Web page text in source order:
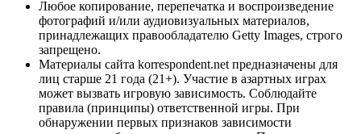
Любое копирование, перепечатка и воспроизведение
фотографий и/или аудиовизуальных материалов,
принадлежащих правообладателю Getty Images, строго
запрещено.
Материалы сайта korrespondent.net предназначены для
лиц старше 21 года (21+). Участие в азартных играх
может вызвать игровую зависимость. Соблюдайте
правила (принципы) ответственной игры. При
обнаружении первых признаков зависимости